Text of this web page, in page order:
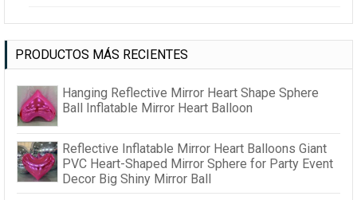
PRODUCTOS MÁS RECIENTES
Hanging Reflective Mirror Heart Shape Sphere
Ball Inflatable Mirror Heart Balloon
Reflective Inflatable Mirror Heart Balloons Giant
PVC Heart-Shaped Mirror Sphere for Party Event
Decor Big Shiny Mirror Ball